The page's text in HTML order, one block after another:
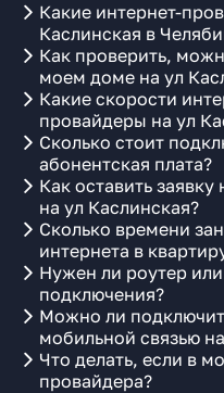
Какие интернет-
Каслинская в
Как проверить,
моем доме на ул
Какие скорости
провайдеры на ул
Сколько стоит
абонентская плата?
Как оставить
на ул Каслинская?
Сколько времени
интернета в
Нужен ли роутер
подключения?
Можно ли
мобильной связью
Что делать, если в
провайдера?